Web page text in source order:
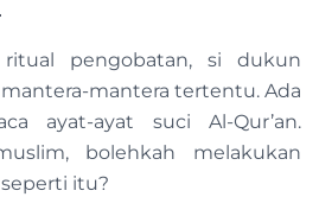
pengobatan, si dukun
mantera tertentu. Ada
ayat-ayat suci Al-Qur’an.
bolehkah melakukan
itu?